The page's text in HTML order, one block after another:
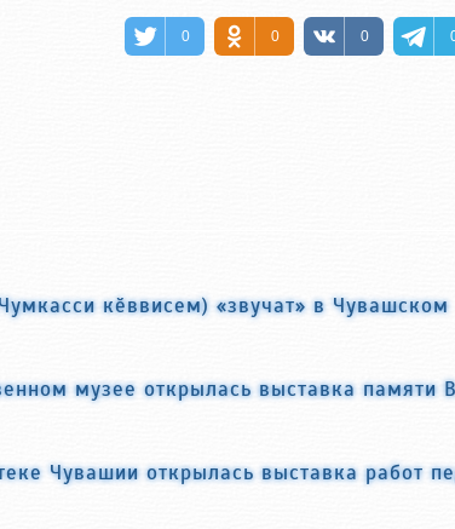
0 0 0
кӗввисем) «звучат» в Чувашском
музее открылась выставка памяти
Чувашии открылась выставка работ